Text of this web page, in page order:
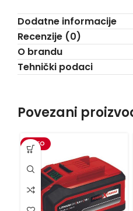
Dodatne informacije
Recenzije (0)
O brandu
Tehnički podaci
Povezani
VIDEO